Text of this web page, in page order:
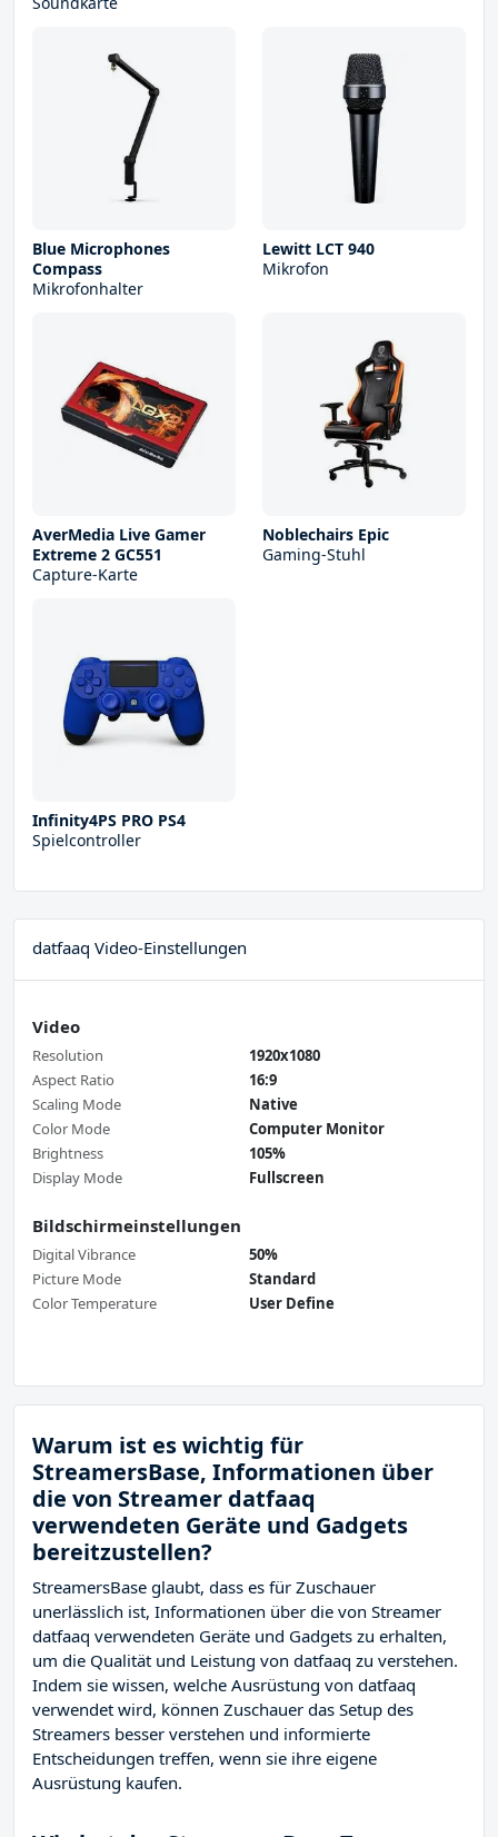
Blue Microphones
Compass
Mikrofonhalter
Lewitt LCT 940
Mikrofon
AverMedia Live Gamer
Extreme 2 GC551
Capture-Karte
Noblechairs Epic
Gaming-Stuhl
Infinity4PS PRO PS4
Spielcontroller
datfaaq Video-Einstellungen
Video
Resolution
1920x1080
Aspect Ratio
16:9
Scaling Mode
Native
Color Mode
Computer Monitor
Brightness
105%
Display Mode
Fullscreen
Bildschirmeinstellungen
Digital Vibrance
50%
Picture Mode
Standard
Color Temperature
User Define
Warum ist es wichtig für
StreamersBase, Informationen über
die von Streamer datfaaq
verwendeten Geräte und Gadgets
bereitzustellen?
StreamersBase glaubt, dass es für Zuschauer
unerlässlich ist, Informationen über die von Streamer
datfaaq verwendeten Geräte und Gadgets zu erhalten,
um die Qualität und Leistung von datfaaq zu verstehen.
Indem sie wissen, welche Ausrüstung von datfaaq
verwendet wird, können Zuschauer das Setup des
Streamers besser verstehen und informierte
Entscheidungen treffen, wenn sie ihre eigene
Ausrüstung kaufen.